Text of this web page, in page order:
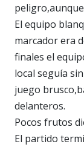
El equipo
marcador era
finales el
local seguía
juego
delanteros.
Pocos frutos
El partido